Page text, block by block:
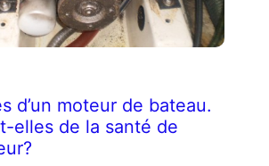
d’un moteur de bateau.
elles de la santé de